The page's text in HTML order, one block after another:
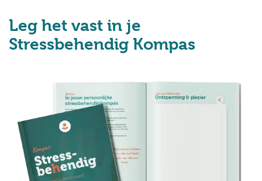
Leg het vast in je
Stressbehendig Kompas